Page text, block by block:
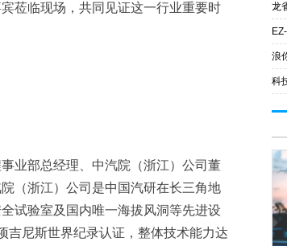
莅临现场，共同见证这一行业重要时
业部总经理、中汽院（浙江）公司董
（浙江）公司是中国汽研在长三角地
试验室及国内唯一海拔风洞等先进设
吉尼斯世界纪录认证，整体技术能力达
龙
浪
科